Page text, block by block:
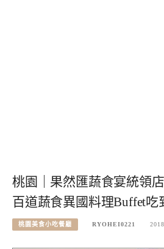
桃園｜果然匯蔬食宴統領
百道蔬食異國料理Buffet吃
桃園美食小吃餐廳 RYOHEI0221